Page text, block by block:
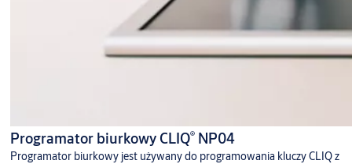
Programator biurkowy CLIQ®NP04
Programator biurkowy jest używany do programowania kluczy CLIQ z